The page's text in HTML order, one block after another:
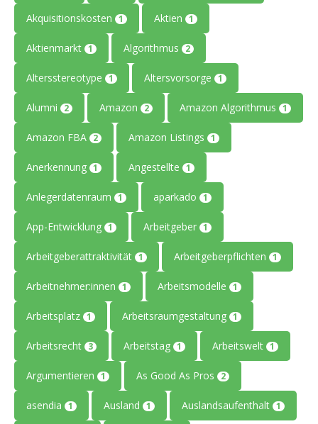
Akquisitionskosten 1 Aktien 1
Aktienmarkt 1 Algorithmus 2
Altersstereotype 1 Altersvorsorge 1
Alumni 2 Amazon 2 Amazon Algorithmus 1
Amazon FBA 2 Amazon Listings 1
Anerkennung 1 Angestellte 1
Anlegerdatenraum 1 aparkado 1
App-Entwicklung 1 Arbeitgeber 1
Arbeitgeberattraktivität 1 Arbeitgeberpflichten 1
Arbeitnehmer:innen 1 Arbeitsmodelle 1
Arbeitsplatz 1 Arbeitsraumgestaltung 1
Arbeitsrecht 3 Arbeitstag 1 Arbeitswelt 1
Argumentieren 1 As Good As Pros 2
asendia 1 Ausland 1 Auslandsaufenthalt 1